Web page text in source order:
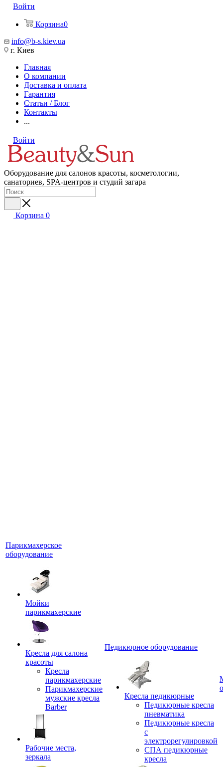
Войти
Корзина0
info@b-s.kiev.ua
г. Киев
Главная
О компании
Доставка и оплата
Гарантия
Статьи / Блог
Контакты
...
Войти
Оборудование для салонов красоты, косметологии,
санаториев, SPA-центров и студий загара
Корзина 0
Парикмахерское
оборудование
Мойки
парикмахерские
Кресла для салона
красоты
Кресла
парикмахерские
Парикмахерские
мужские кресла
Barber
Рабочие места,
зеркала
Педикюрное оборудование
Кресла педикюрные
Педикюрные кресла
пневматика
Педикюрные кресла
с
электрорегулировкой
СПА педикюрные
кресла